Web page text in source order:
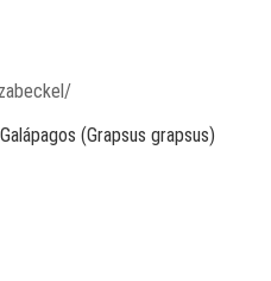
(Grapsus grapsus)